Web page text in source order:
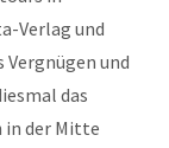
Verlag und
und
das
in der Mitte